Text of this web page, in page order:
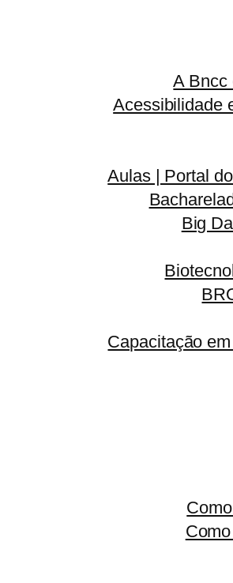
A Bncc
Acessibilidade
Aulas | Portal
Big
Capacitação